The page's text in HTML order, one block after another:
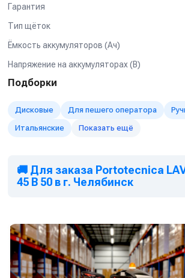
Гарантия
Тип щёток
Ёмкость аккумуляторов (Ач)
Напряжение на аккумуляторах (В)
Подборки
Дисковые Для пешего оператора
Итальянские
Показать ещё
🚚 Для заказа Portotecnica
45 B 50 в г. Челябинск